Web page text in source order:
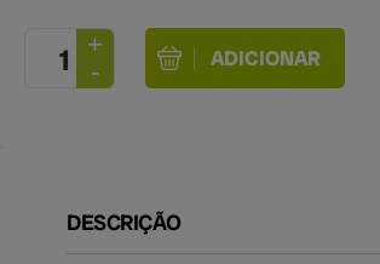
DESCRIÇÃO